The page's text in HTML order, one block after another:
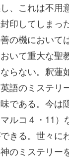
、これは不用
印してしまった
の機において
いて重大な聖
らない。釈蓮
語のミステリ
である。今は
ルコ４・11）
きる。世々に
ミステリー